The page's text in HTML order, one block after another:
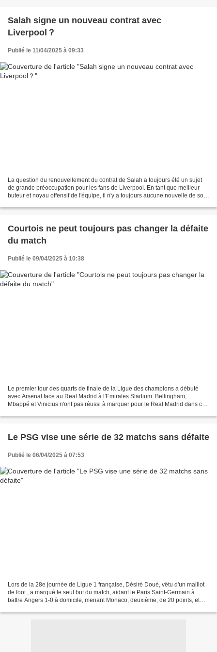
Salah signe un nouveau contrat avec
Liverpool？
Publié le 11/04/2025 à 09:33
La question du renouvellement du contrat de Salah a toujours été un sujet
de grande préoccupation pour les fans de Liverpool. En tant que meilleur
buteur et noyau offensif de l'équipe, il n'y a toujours aucune nouvelle de son
Courtois ne peut toujours pas changer la défaite
du match
Publié le 09/04/2025 à 10:38
Le premier tour des quarts de finale de la Ligue des champions a débuté
avec Arsenal face au Real Madrid à l'Emirates Stadium. Bellingham,
Mbappé et Vinicius n'ont pas réussi à marquer pour le Real Madrid dans ce
Le PSG vise une série de 32 matchs sans défaite
Publié le 06/04/2025 à 07:53
Lors de la 28e journée de Ligue 1 française, Désiré Doué, vêtu d'un maillot
de foot , a marqué le seul but du match, aidant le Paris Saint-Germain à
battre Angers 1-0 à domicile, menant Monaco, deuxième, de 20 points, et